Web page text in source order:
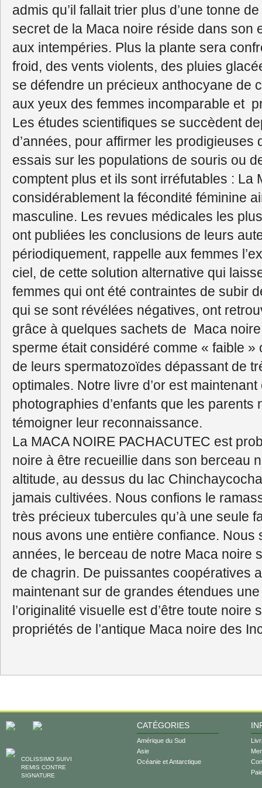
admis qu’il fallait trier plus d’une tonne
secret de la Maca noire réside dans son
aux intempéries. Plus la plante sera
froid, des vents violents, des pluies
se défendre un précieux anthocyane de
aux yeux des femmes incomparable et
Les études scientifiques se succèdent
d’années, pour affirmer les prodigieuses
essais sur les populations de souris ou
comptent plus et ils sont irréfutables : La
considérablement la fécondité féminine
masculine. Les revues médicales les
ont publiées les conclusions de leurs
périodiquement, rappelle aux femmes
ciel, de cette solution alternative qui
femmes qui ont été contraintes de subir
qui se sont révélées négatives, ont
grâce à quelques sachets de Maca
sperme était considéré comme « faible
de leurs spermatozoïdes dépassant de
optimales. Notre livre d’or est
photographies d’enfants que les
témoigner leur reconnaissance.
La MACA NOIRE PACHACUTEC est
noire à être recueillie dans son berceau
altitude, au dessus du lac
jamais cultivées. Nous confions le
très précieux tubercules qu’à une seule
nous avons une entière confiance. Nous
années, le berceau de notre Maca noire
de chagrin. De puissantes coopératives
maintenant sur de grandes étendues
l’originalité visuelle est d’être toute noire
propriétés de l’antique Maca noire des
COLISSIMO SUIVI
REMIS CONTRE
SIGNATURE
CATÉGORIES
Amérique du Sud
Asie
Océanie et Antarctique